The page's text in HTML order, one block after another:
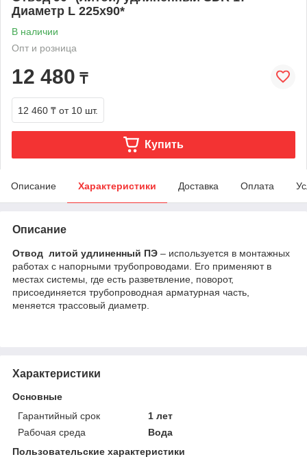
Диаметр L 225х90*
В наличии
Опт и розница
12 480 ₸
12 460 ₸ от 10 шт.
Купить
Описание Характеристики Доставка Оплата
Описание
Отвод литой удлиненный ПЭ – используется в монтажных
работах с напорными трубопроводами. Его применяют в
местах системы, где есть разветвление, поворот,
присоединяется трубопроводная арматурная часть,
меняется трассовый диаметр.
Характеристики
Основные
Гарантийный срок
1 лет
Рабочая среда
Вода
Пользовательские характеристики